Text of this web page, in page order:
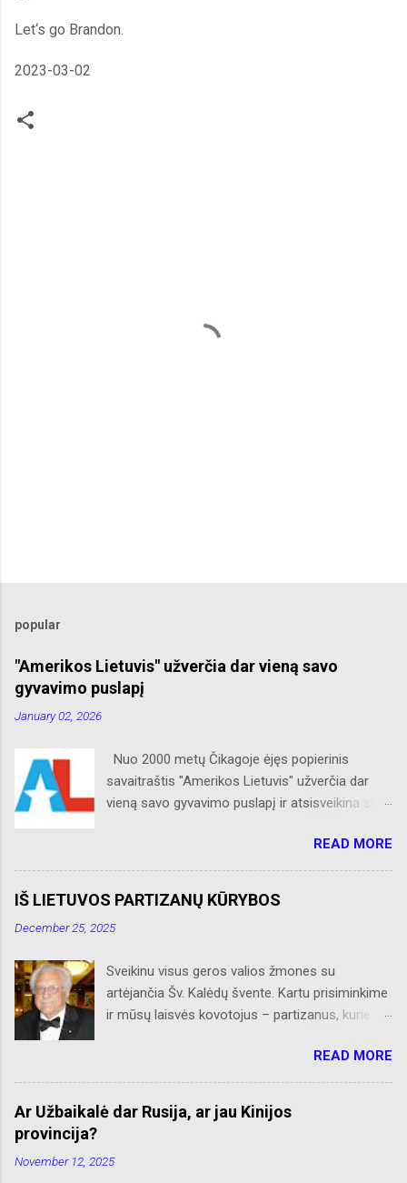
Let‘s go Brandon.
2023-03-02
popular
"Amerikos Lietuvis" užverčia dar vieną savo
gyvavimo puslapį
January 02, 2026
Nuo 2000 metų Čikagoje ėjęs popierinis
savaitraštis "Amerikos Lietuvis" užverčia dar
vieną savo gyvavimo puslapį ir atsisveikina su
skelbtų AL naujienų apie Amerikos lietuvių
veiklą, Albino Hofmano apžvalgų, trumpų žinių
apie Čikagą bei jos priemiesčius. Dėkojame
savo seniems ir neseniai prie AL
prisijungusiems skaitytojams. Ačiū už palaikymą
READ MORE
IŠ LIETUVOS PARTIZANŲ KŪRYBOS
December 25, 2025
Sveikinu visus geros valios žmones su
artėjančia Šv. Kalėdų švente. Kartu prisiminkime
ir mūsų laisvės kovotojus – partizanus, kurie
turtą – gyvybes. Kiti, gyvi paimti nelaisvėn,
tempė Rusijos Sibiro platybėse katorgos vergiją.
Retas kuris grįžo, sveikatą praradęs, bet
nepalūžęs dvasioje, į Nepriklausomą Lietuvą.
bunkeriuose, sniegynuose ar slepiantis po eglių
READ MORE
Ar Užbaikalė dar Rusija, ar jau Kinijos
provincija?
November 12, 2025